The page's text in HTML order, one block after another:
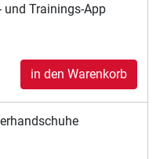
und Trainings-App
in den Warenkorb